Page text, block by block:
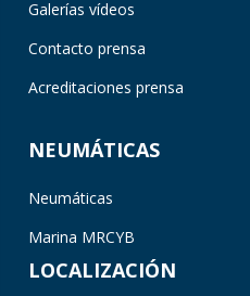
Galerías vídeos
Contacto prensa
Acreditaciones prensa
NEUMÁTICAS
Neumáticas
Marina MRCYB
LOCALIZACIÓN